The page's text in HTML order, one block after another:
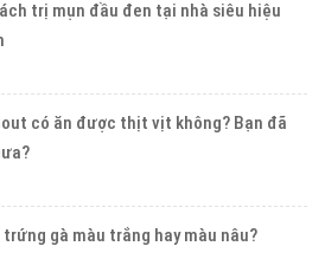
trị mụn đầu đen tại nhà siêu hiệu
có ăn được thịt vịt không? Bạn đã
trứng gà màu trắng hay màu nâu?